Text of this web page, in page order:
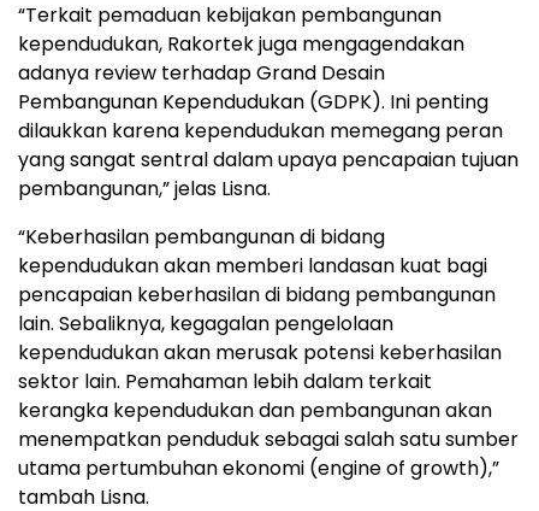
“Terkait pemaduan kebijakan pembangunan
kependudukan, Rakortek juga mengagendakan
adanya review terhadap Grand Desain
Pembangunan Kependudukan (GDPK). Ini penting
dilaukkan karena kependudukan memegang peran
yang sangat sentral dalam upaya pencapaian tujuan
pembangunan,” jelas Lisna.
“Keberhasilan pembangunan di bidang
kependudukan akan memberi landasan kuat bagi
pencapaian keberhasilan di bidang pembangunan
lain. Sebaliknya, kegagalan pengelolaan
kependudukan akan merusak potensi keberhasilan
sektor lain. Pemahaman lebih dalam terkait
kerangka kependudukan dan pembangunan akan
menempatkan penduduk sebagai salah satu sumber
utama pertumbuhan ekonomi (engine of growth),”
tambah Lisna.